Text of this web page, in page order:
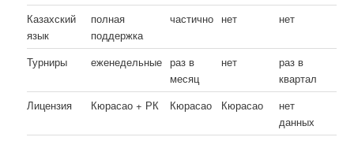
Казахский
язык
полная
поддержка
частично нет нет
Турниры еженедельные раз в
месяц
нет
раз в
квартал
Лицензия
Кюрасао + РК Кюрасао Кюрасао
нет
данных